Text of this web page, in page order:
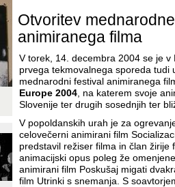
Otvoritev
animiranega filma
V torek, 14. decembra 2004 se je v
prvega tekmovalnega sporeda tudi
mednarodni festival animiranega
Europe 2004, na katerem svoje
Slovenije ter drugih sosednjih ter
V popoldanskih urah je za
celovečerni animirani film
predstavil režiser filma in član žirije
animacijski opus poleg že
animirani film Poskušaj migati
film Utrinki s snemanja. S